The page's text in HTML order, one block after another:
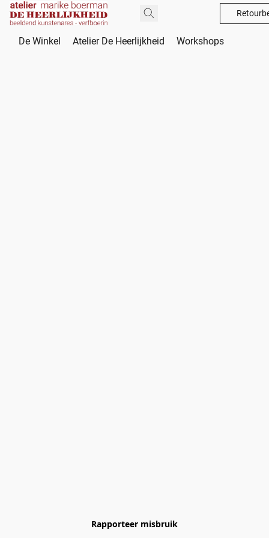
De Winkel Atelier De Heerlijkheid Workshops
Rapporteer misbruik